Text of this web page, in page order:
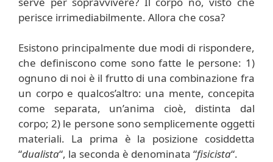
perisce irrimediabilmente. Allora che cosa?
Esistono principalmente due modi di rispondere,
che definiscono come sono fatte le persone: 1)
ognuno di noi è il frutto di una combinazione fra
un corpo e qualcos’altro: una mente, concepita
come separata, un’anima cioè, distinta dal
corpo; 2) le persone sono semplicemente oggetti
materiali. La prima è la posizione cosiddetta
“dualista“, la seconda è denominata “fisicista“.